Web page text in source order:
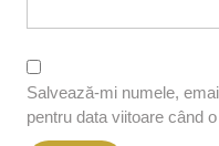
Salvează-mi numele,
pentru data viitoare când